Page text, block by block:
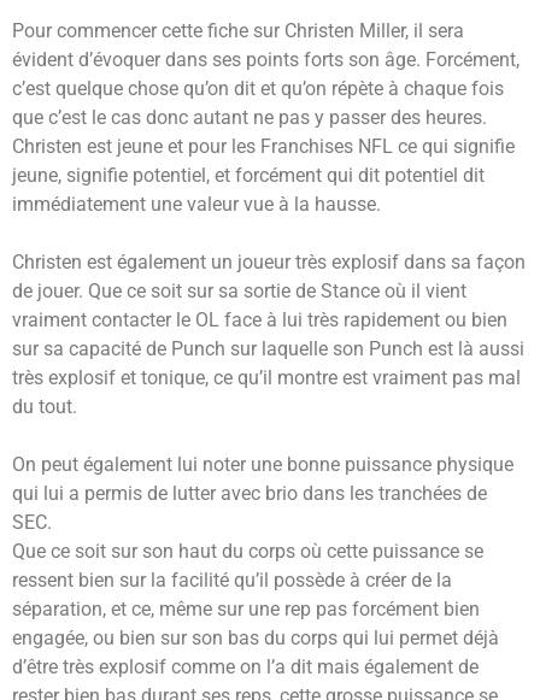
Pour commencer cette fiche sur Christen Miller, il sera
évident d’évoquer dans ses points forts son âge. Forcément,
c’est quelque chose qu’on dit et qu’on répète à chaque fois
que c’est le cas donc autant ne pas y passer des heures.
Christen est jeune et pour les Franchises NFL ce qui signifie
jeune, signifie potentiel, et forcément qui dit potentiel dit
immédiatement une valeur vue à la hausse.
Christen est également un joueur très explosif dans sa façon
de jouer. Que ce soit sur sa sortie de Stance où il vient
vraiment contacter le OL face à lui très rapidement ou bien
sur sa capacité de Punch sur laquelle son Punch est là aussi
très explosif et tonique, ce qu’il montre est vraiment pas mal
du tout.
On peut également lui noter une bonne puissance physique
qui lui a permis de lutter avec brio dans les tranchées de
SEC.
Que ce soit sur son haut du corps où cette puissance se
ressent bien sur la facilité qu’il possède à créer de la
séparation, et ce, même sur une rep pas forcément bien
engagée, ou bien sur son bas du corps qui lui permet déjà
d’être très explosif comme on l’a dit mais également de